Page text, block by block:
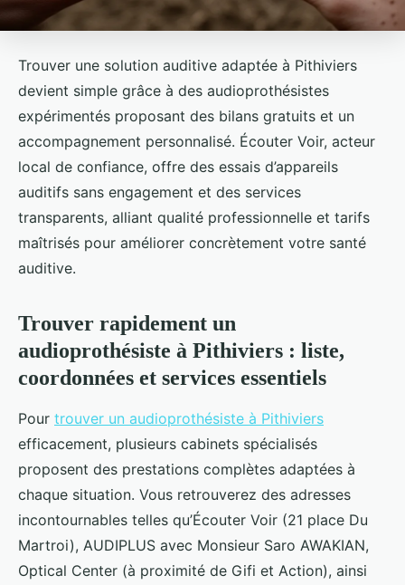
Trouver une solution auditive adaptée à Pithiviers
devient simple grâce à des audioprothésistes
expérimentés proposant des bilans gratuits et un
accompagnement personnalisé. Écouter Voir, acteur
local de confiance, offre des essais d’appareils
auditifs sans engagement et des services
transparents, alliant qualité professionnelle et tarifs
maîtrisés pour améliorer concrètement votre santé
auditive.
Trouver rapidement un
audioprothésiste à Pithiviers : liste,
coordonnées et services essentiels
Pour trouver un audioprothésiste à Pithiviers
efficacement, plusieurs cabinets spécialisés
proposent des prestations complètes adaptées à
chaque situation. Vous retrouverez des adresses
incontournables telles qu’Écouter Voir (21 place Du
Martroi), AUDIPLUS avec Monsieur Saro AWAKIAN,
Optical Center (à proximité de Gifi et Action), ainsi